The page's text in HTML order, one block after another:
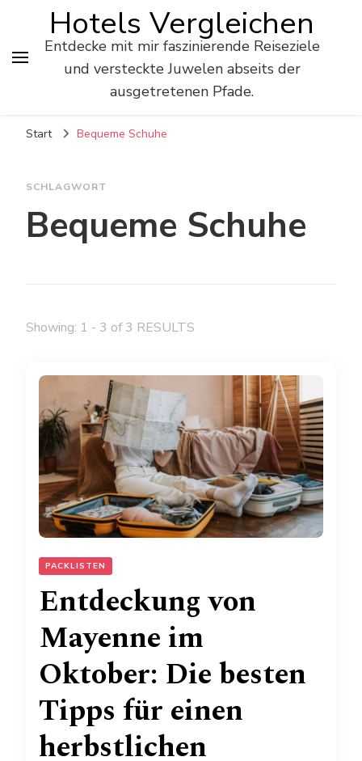
Hotels Vergleichen
Entdecke mit mir faszinierende Reiseziele
und versteckte Juwelen abseits der
ausgetretenen Pfade.
Start Bequeme Schuhe
SCHLAGWORT
Bequeme Schuhe
Showing: 1 - 3 of 3 RESULTS
PACKLISTEN
Entdeckung von
Mayenne im
Oktober: Die besten
Tipps für einen
herbstlichen